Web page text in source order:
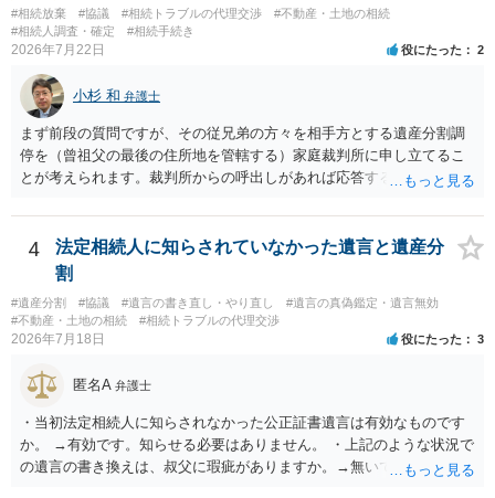
様の意に反する遺産分割協議を行う実益が誰にあったかの立証が困難
であること からすると、実際に遺産分割協議の効力が否定される可能
性はそれほど高くない（立証のハードルは非常に高い）ということが
言えると思います。
#相続放棄 #協議 #相続トラブルの代理交渉
#不動産・土地の相続
#相続人調査・確定
#相続手続き
2026年7月22日 役にたった 2
小杉 和 弁護士
まず前段の質問ですが、その従兄弟の方々を相手方とする遺産分割調
停を（曾祖父の最後の住所地を管轄する）家庭裁判所に申し立てるこ
とが考えられます。裁判所からの呼出しがあれば応答する可能性がま
能と思われます。時間が思った以上にないので必要書類をてきぱきと
揃える必要があります。その点是非御注意ください。
4
法定相続人に知らされていなかった遺言と遺産分
割
#遺産分割 #協議 #遺言の書き直し・やり直し
#遺言の真偽鑑定・遺言無効
#不動産・土地の相続
#相続トラブルの代理交渉
2026年7月18日 役にたった 3
匿名A 弁護士
・当初法定相続人に知らされなかった公正証書遺言は有効なものです
か。 →有効です。知らせる必要はありません。 ・上記のような状況で
の遺言の書き換えは、叔父に瑕疵がありますか。→無いです。 ・分割